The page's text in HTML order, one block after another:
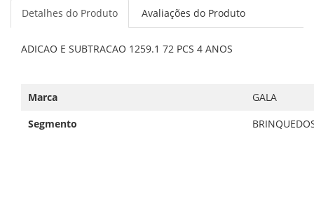
Detalhes do Produto Avaliações do Produto
ADICAO E SUBTRACAO 1259.1 72 PCS 4 ANOS
Marca
GALA
Segmento